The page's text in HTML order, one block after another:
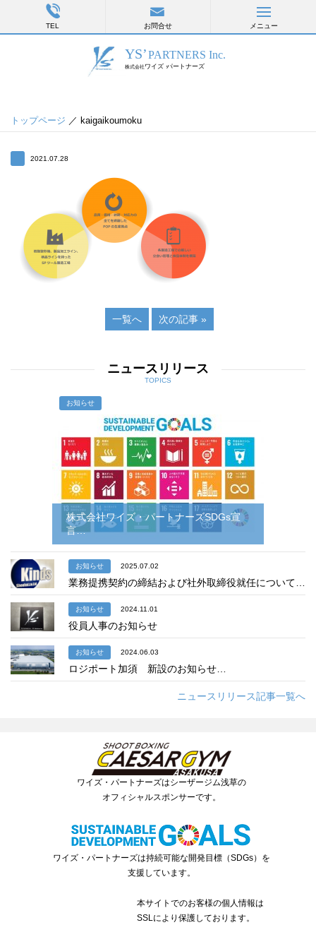
TEL お問合せ メニュー
トップページ ／ kaigaikoumoku
2021.07.28
一覧へ 次の記事 »
ニュースリリース
TOPICS
お知らせ
株式会社ワイズ・パートナーズSDGs宣
言…
お知らせ 2025.07.02
業務提携契約の締結および社外取締役就任について…
お知らせ 2024.11.01
役員人事のお知らせ
お知らせ 2024.06.03
ロジポート加須 新設のお知らせ…
ニュースリリース記事一覧へ
ワイズ・パートナーズはシーザージム浅草の
オフィシャルスポンサーです。
ワイズ・パートナーズは持続可能な開発目標（SDGs）を
支援しています。
本サイトでのお客様の個人情報は
SSLにより保護しております。